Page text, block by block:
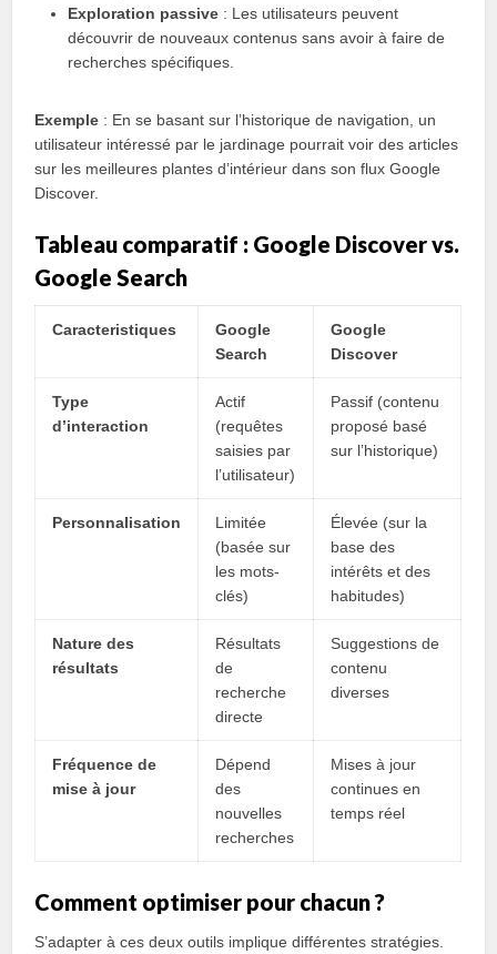
Exploration passive : Les utilisateurs peuvent
découvrir de nouveaux contenus sans avoir à faire de
recherches spécifiques.
Exemple : En se basant sur l’historique de navigation, un
utilisateur intéressé par le jardinage pourrait voir des articles
sur les meilleures plantes d’intérieur dans son flux Google
Discover.
Tableau comparatif : Google Discover vs.
Google Search
Caracteristiques
Google
Search
Google
Discover
Type
d’interaction
Actif
(requêtes
saisies par
l’utilisateur)
Passif (contenu
proposé basé
sur l’historique)
Personnalisation
Limitée
(basée sur
les mots-
clés)
Élevée (sur la
base des
intérêts et des
habitudes)
Nature des
résultats
Résultats
de
recherche
directe
Suggestions de
contenu
diverses
Fréquence de
mise à jour
Dépend
des
nouvelles
recherches
Mises à jour
continues en
temps réel
Comment optimiser pour chacun ?
S’adapter à ces deux outils implique différentes stratégies.